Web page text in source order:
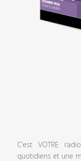
C’est VOTRE
quotidiens et une